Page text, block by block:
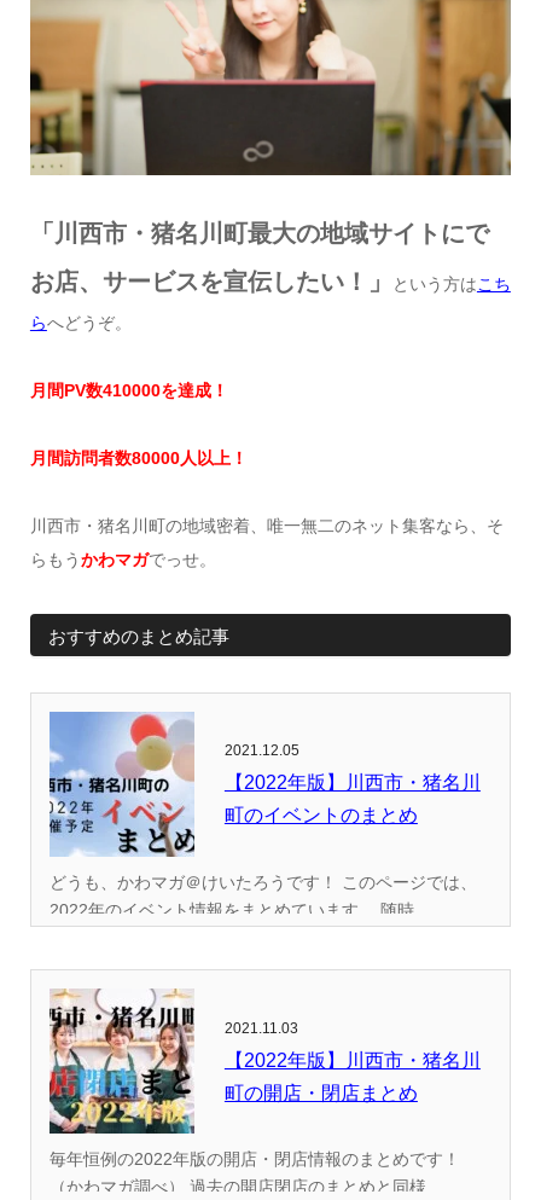
「川西市・猪名川町最大の地域サイトにで
お店、サービスを宣伝したい！」
という方はこち
らへどうぞ。
月間PV数410000を達成！
月間訪問者数80000人以上！
川西市・猪名川町の地域密着、唯一無二のネット集客なら、そ
らもうかわマガでっせ。
おすすめのまとめ記事
2021.12.05
【2022年版】川西市・猪名川
町のイベントのまとめ
どうも、かわマガ＠けいたろうです！ このページでは、
2022年のイベント情報をまとめています。 随時...
2021.11.03
【2022年版】川西市・猪名川
町の開店・閉店まとめ
毎年恒例の2022年版の開店・閉店情報のまとめです！
（かわマガ調べ） 過去の開店閉店のまとめと同様...